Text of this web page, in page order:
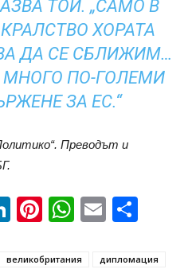
ТОЙ. „САМО В
ХОРАТА
ДА СЕ СБЛИЖИМ…
ПО-ГОЛЕМИ
ЗА ЕС.“
Преводът и
LinkedIn
Pinterest
WhatsApp
Email
великобритания
дипломация